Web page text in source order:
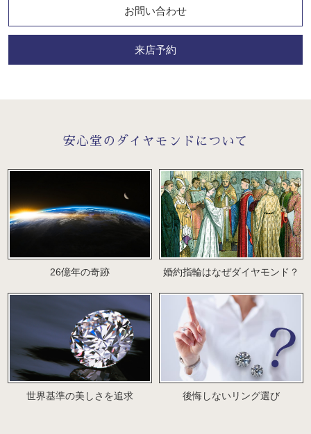
お問い合わせ
来店予約
安心堂のダイヤモンドについて
26億年の奇跡 婚約指輪はなぜダイヤモンド？
世界基準の美しさを追求 後悔しないリング選び